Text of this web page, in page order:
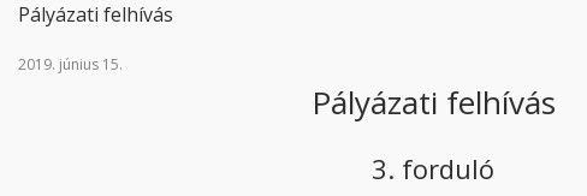
Pályázati felhívás
2019. június 15.
Pályázati felhívás
3. forduló